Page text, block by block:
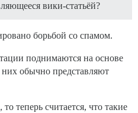
вики-статьёй?
борьбой со спамом.
поднимаются на основе
обычно представляют
теперь считается, что такие